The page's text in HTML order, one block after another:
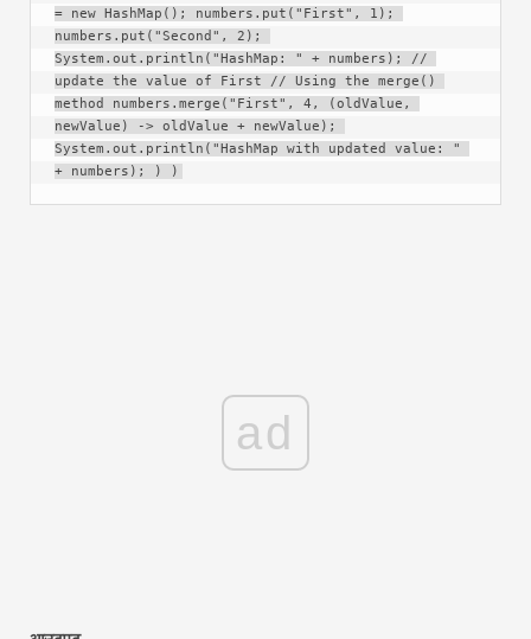
= new HashMap(); numbers.put("First", 1);
numbers.put("Second", 2);
System.out.println("HashMap: " + numbers); //
update the value of First // Using the merge()
method numbers.merge("First", 4, (oldValue,
newValue) -> oldValue + newValue);
System.out.println("HashMap with updated value: "
+ numbers); ) )
ad